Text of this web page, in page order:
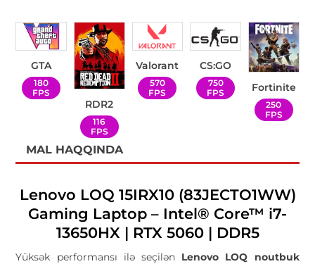
GTA
180
FPS
RDR2
116
FPS
Valorant
570
FPS
CS:GO
750
FPS
Fortinite
250
FPS
MAL HAQQINDA
Lenovo LOQ 15IRX10 (83JECTO1WW)
Gaming Laptop – Intel® Core™ i7-
13650HX | RTX 5060 | DDR5
Yüksək performansı ilə seçilən Lenovo LOQ noutbuk